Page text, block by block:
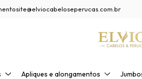
Apliques e alongamentos